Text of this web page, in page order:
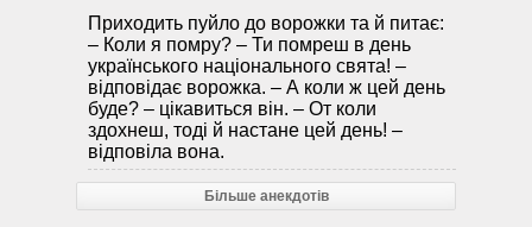
Приходить пуйло до ворожки та й питає:
– Коли я помру? – Ти помреш в день
українського національного свята! –
відповідає ворожка. – А коли ж цей день
буде? – цікавиться він. – От коли
здохнеш, тоді й настане цей день! –
відповіла вона.
Більше анекдотів